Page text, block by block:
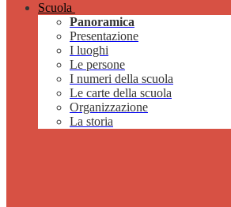
Scuola
Panoramica
Presentazione
I luoghi
Le persone
I numeri della scuola
Le carte della scuola
Organizzazione
La storia